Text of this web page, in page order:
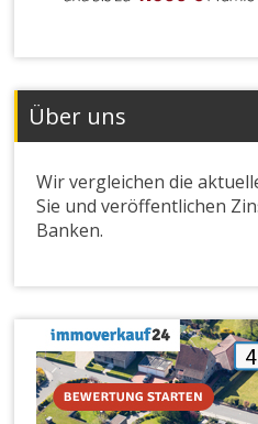
Über uns
Wir vergleichen die
Sie und veröffentlichen
Banken.